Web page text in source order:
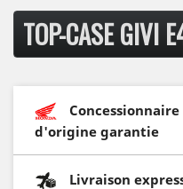
TOP-CASE GIVI
d'origine garantie
Livraison